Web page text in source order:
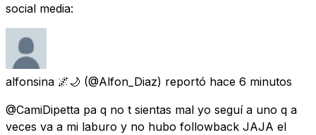
social media:
alfonsina 🌌🌙 (@Alfon_Diaz) reportó hace 6 minutos
@CamiDipetta pa q no t sientas mal yo seguí a uno q a
veces va a mi laburo y no hubo followback JAJA el